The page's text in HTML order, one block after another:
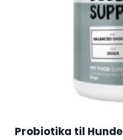
Probiotika til Hunde